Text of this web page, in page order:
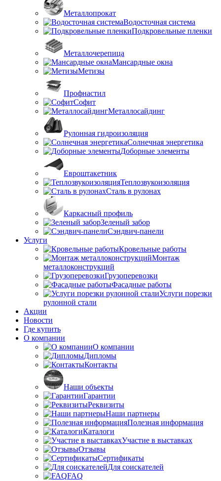
Металлопрокат
Водосточная система
Подкровельные пленки
Металлочерепица
Мансардные окна
Метизы
Профнастил
Софит
Металлосайдинг
Рулонная гидроизоляция
Солнечная энергетика
Доборные элементы
Евроштакетник
Теплозвукоизоляция
Сталь в рулонах
Каркасный профиль
Зеленый забор
Сэндвич-панели
Услуги
Кровельные работы
Монтаж
металлоконструкций
Грузоперевозки
Фасадные работы
Услуги порезки
рулонной стали
Акции
Новости
Где купить
О компании
О компании
Дипломы
Контакты
Наши объекты
Гарантии
Реквизиты
Наши партнеры
Полезная информация
Каталоги
Участие в выставках
Отзывы
Сертификаты
Для соискателей
FAQ